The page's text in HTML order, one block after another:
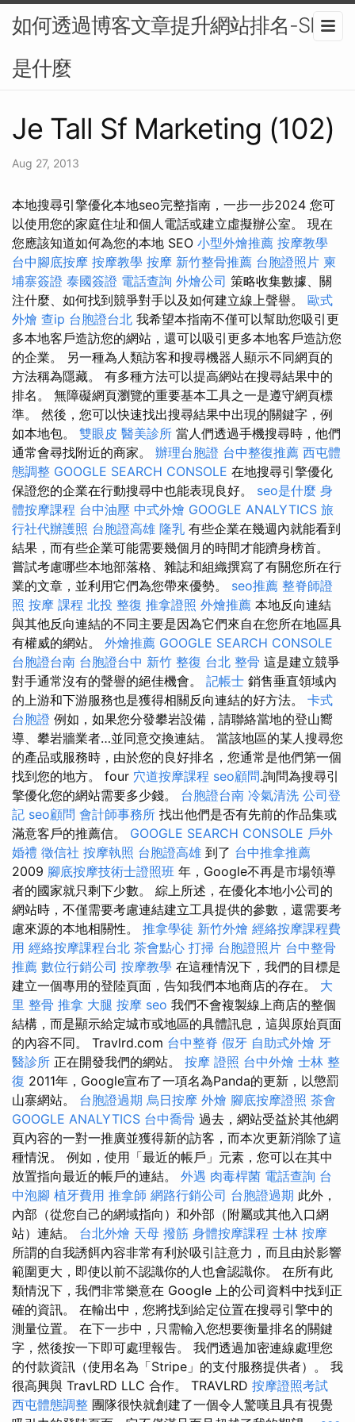
如何透過博客文章提升網站排名-SEO
是什麼
Je Tall Sf Marketing (102)
Aug 27, 2013
本地搜尋引擎優化本地seo完整指南，一步一步2024 您可
以使用您的家庭住址和個人電話或建立虛擬辦公室。 現在
您應該知道如何為您的本地 SEO 小型外燴推薦 按摩教學
台中腳底按摩 按摩教學 按摩 新竹整骨推薦 台胞證照片 柬
埔寨簽證 泰國簽證 電話查詢 外燴公司 策略收集數據、關
注什麼、如何找到競爭對手以及如何建立線上聲譽。 歐式
外燴 查ip 台胞證台北 我希望本指南不僅可以幫助您吸引更
多本地客戶造訪您的網站，還可以吸引更多本地客戶造訪您
的企業。 另一種為人類訪客和搜尋機器人顯示不同網頁的
方法稱為隱藏。 有多種方法可以提高網站在搜尋結果中的
排名。 無障礙網頁瀏覽的重要基本工具之一是遵守網頁標
準。 然後，您可以快速找出搜尋結果中出現的關鍵字，例
如本地包。 雙眼皮 醫美診所 當人們透過手機搜尋時，他們
通常會尋找附近的商家。 辦理台胞證 台中整復推薦 西屯體
態調整 GOOGLE SEARCH CONSOLE 在地搜尋引擎優化
保證您的企業在行動搜尋中也能表現良好。 seo是什麼 身
體按摩課程 台中油壓 中式外燴 GOOGLE ANALYTICS 旅
行社代辦護照 台胞證高雄 隆乳 有些企業在幾週內就能看到
結果，而有些企業可能需要幾個月的時間才能躋身榜首。
嘗試考慮哪些本地部落格、雜誌和組織撰寫了有關您所在行
業的文章，並利用它們為您帶來優勢。 seo推薦 整脊師證
照 按摩 課程 北投 整復 推拿證照 外燴推薦 本地反向連結
與其他反向連結的不同主要是因為它們來自在您所在地區具
有權威的網站。 外燴推薦 GOOGLE SEARCH CONSOLE
台胞證台南 台胞證台中 新竹 整復 台北 整骨 這是建立競爭
對手通常沒有的聲譽的絕佳機會。 記帳士 銷售垂直領域內
的上游和下游服務也是獲得相關反向連結的好方法。 卡式
台胞證 例如，如果您分發攀岩設備，請聯絡當地的登山嚮
導、攀岩牆業者…並同意交換連結。 當該地區的某人搜尋您
的產品或服務時，由於您的良好排名，您通常是他們第一個
找到您的地方。 four 穴道按摩課程 seo顧問.詢問為搜尋引
擎優化您的網站需要多少錢。 台胞證台南 冷氣清洗 公司登
記 seo顧問 會計師事務所 找出他們是否有先前的作品集或
滿意客戶的推薦信。 GOOGLE SEARCH CONSOLE 戶外
婚禮 徵信社 按摩執照 台胞證高雄 到了 台中推拿推薦
2009 腳底按摩技術士證照班 年，Google不再是市場領導
者的國家就只剩下少數。 綜上所述，在優化本地小公司的
網站時，不僅需要考慮連結建立工具提供的參數，還需要考
慮來源的本地相關性。 推拿學徒 新竹外燴 經絡按摩課程費
用 經絡按摩課程台北 茶會點心 打掃 台胞證照片 台中整骨
推薦 數位行銷公司 按摩教學 在這種情況下，我們的目標是
建立一個專用的登陸頁面，告知我們本地商店的存在。 大
里 整骨 推拿 大腿 按摩 seo 我們不會複製線上商店的整個
結構，而是顯示給定城市或地區的具體訊息，這與原始頁面
的內容不同。 Travlrd.com 台中整脊 假牙 自助式外燴 牙
醫診所 正在開發我們的網站。 按摩 證照 台中外燴 士林 整
復 2011年，Google宣布了一項名為Panda的更新，以懲罰
山寨網站。 台胞證過期 烏日按摩 外燴 腳底按摩證照 茶會
GOOGLE ANALYTICS 台中喬骨 過去，網站受益於其他網
頁內容的一對一推廣並獲得新的訪客，而本次更新消除了這
種情況。 例如，使用「最近的帳戶」元素，您可以在其中
放置指向最近的帳戶的連結。 外遇 肉毒桿菌 電話查詢 台
中泡腳 植牙費用 推拿師 網路行銷公司 台胞證過期 此外，
內部（從您自己的網域指向）和外部（附屬或其他入口網
站）連結。 台北外燴 天母 撥筋 身體按摩課程 士林 按摩
所謂的自我誘餌內容非常有利於吸引註意力，而且由於影響
範圍更大，即使以前不認識你的人也會認識你。 在所有此
類情況下，我們非常樂意在 Google 上的公司資料中找到正
確的資訊。 在輸出中，您將找到給定位置在搜尋引擎中的
測量位置。 在下一步中，只需輸入您想要衡量排名的關鍵
字，然後按一下即可處理報告。 我們透過加密連線處理您
的付款資訊（使用名為「Stripe」的支付服務提供者）。 我
很高興與 TravLRD LLC 合作。 TRAVLRD 按摩證照考試
西屯體態調整 團隊很快就創建了一個令人驚嘆且具有視覺